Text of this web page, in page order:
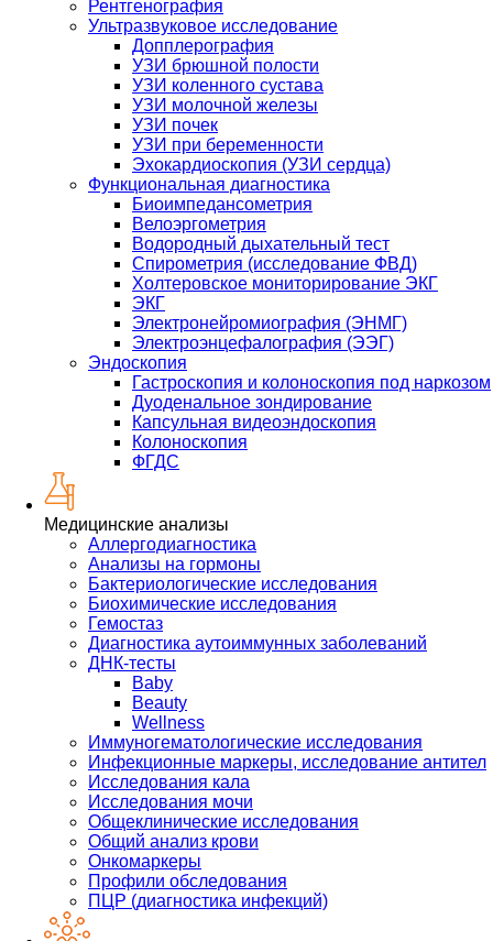
Рентгенография
Ультразвуковое исследование
Допплерография
УЗИ брюшной полости
УЗИ коленного сустава
УЗИ молочной железы
УЗИ почек
УЗИ при беременности
Эхокардиоскопия (УЗИ сердца)
Функциональная диагностика
Биоимпедансометрия
Велоэргометрия
Водородный дыхательный тест
Спирометрия (исследование ФВД)
Холтеровское мониторирование ЭКГ
ЭКГ
Электронейромиография (ЭНМГ)
Электроэнцефалография (ЭЭГ)
Эндоскопия
Гастроскопия и колоноскопия под наркозом
Дуоденальное зондирование
Капсульная видеоэндоскопия
Колоноскопия
ФГДС
Медицинские анализы
Аллергодиагностика
Анализы на гормоны
Бактериологические исследования
Биохимические исследования
Гемостаз
Диагностика аутоиммунных заболеваний
ДНК-тесты
Baby
Beauty
Wellness
Иммуногематологические исследования
Инфекционные маркеры, исследование антител
Исследования кала
Исследования мочи
Общеклинические исследования
Общий анализ крови
Онкомаркеры
Профили обследования
ПЦР (диагностика инфекций)